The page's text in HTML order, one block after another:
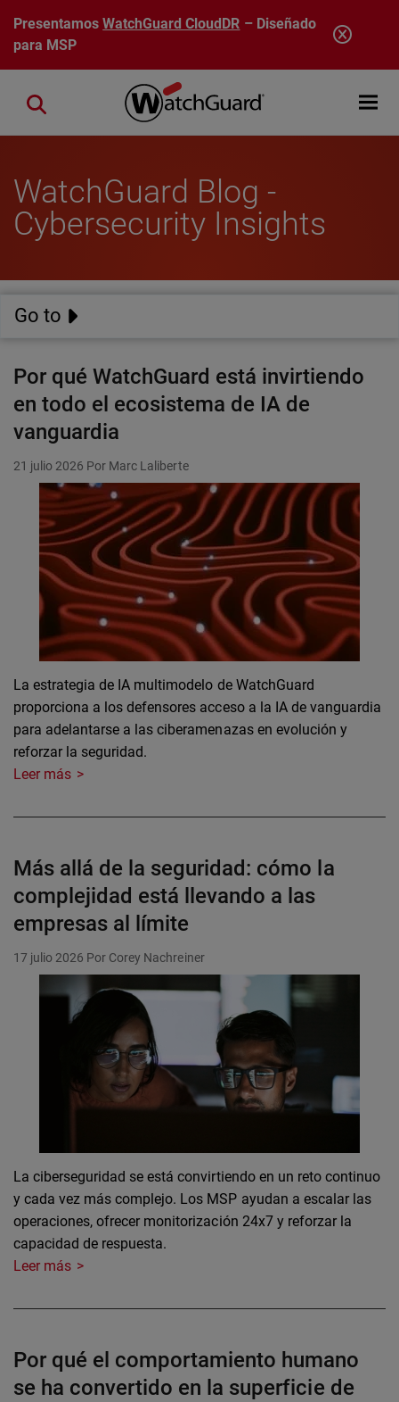
Pasar al contenido principal
PresentamosWatchGuard CloudDR – Diseñado
para MSP
Open
Close search
WatchGuard Blog -
Cybersecurity Insights
Go to
Por qué WatchGuard está invirtiendo
en todo el ecosistema de IA de
vanguardia
21 julio 2026 Por Marc Laliberte
La estrategia de IA multimodelo de WatchGuard
proporciona a los defensores acceso a la IA de vanguardia
para adelantarse a las ciberamenazas en evolución y
reforzar la seguridad.
Leer más
Más allá de la seguridad: cómo la
complejidad está llevando a las
empresas al límite
17 julio 2026 Por Corey Nachreiner
La ciberseguridad se está convirtiendo en un reto continuo
y cada vez más complejo. Los MSP ayudan a escalar las
operaciones, ofrecer monitorización 24x7 y reforzar la
capacidad de respuesta.
Leer más
Por qué el comportamiento humano
se ha convertido en la superficie de